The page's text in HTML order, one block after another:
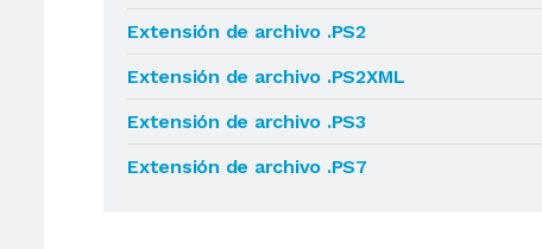
Extensión de archivo .PS2
Extensión de archivo .PS2XML
Extensión de archivo .PS3
Extensión de archivo .PS7